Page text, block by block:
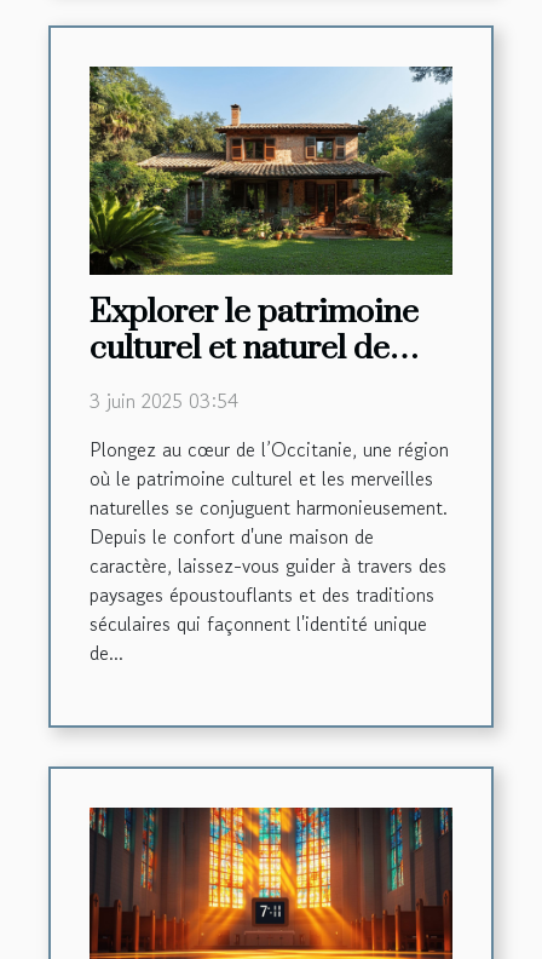
Explorer le patrimoine
culturel et naturel de
l'Occitanie depuis une
maison de caractère
3 juin 2025 03:54
Plongez au cœur de l’Occitanie, une région
où le patrimoine culturel et les merveilles
naturelles se conjuguent harmonieusement.
Depuis le confort d'une maison de
caractère, laissez-vous guider à travers des
paysages époustouflants et des traditions
séculaires qui façonnent l'identité unique
de...